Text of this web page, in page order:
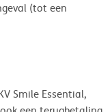
(tot een
Smile Essential,